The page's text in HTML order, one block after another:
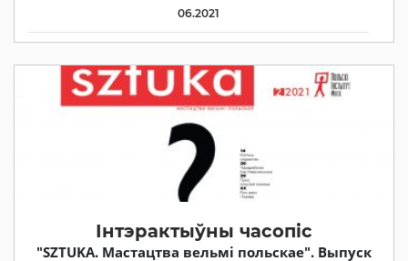
06.2021
Інтэрактыўны часопіс
"SZTUKA. Мастацтва вельмі польскае". Выпуск